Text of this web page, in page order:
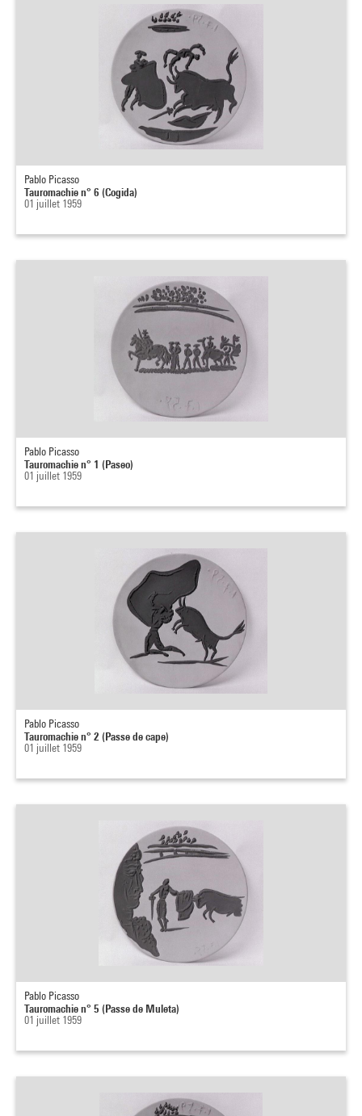
Pablo Picasso
Tauromachie n° 6 (Cogida)
01 juillet 1959
Pablo Picasso
Tauromachie n° 1 (Paseo)
01 juillet 1959
Pablo Picasso
Tauromachie n° 2 (Passe de cape)
01 juillet 1959
Pablo Picasso
Tauromachie n° 5 (Passe de Muleta)
01 juillet 1959